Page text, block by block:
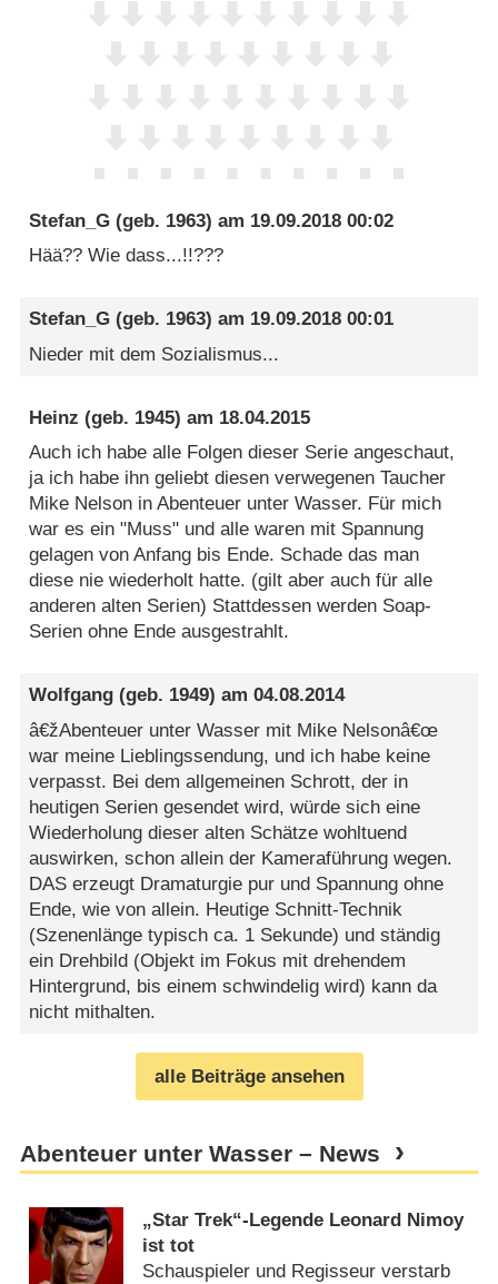
Stefan_G (geb. 1963) am 19.09.2018 00:02
Hää?? Wie dass...!!???
Stefan_G (geb. 1963) am 19.09.2018 00:01
Nieder mit dem Sozialismus...
Heinz (geb. 1945) am 18.04.2015
Auch ich habe alle Folgen dieser Serie angeschaut,
ja ich habe ihn geliebt diesen verwegenen Taucher
Mike Nelson in Abenteuer unter Wasser. Für mich
war es ein "Muss" und alle waren mit Spannung
gelagen von Anfang bis Ende. Schade das man
diese nie wiederholt hatte. (gilt aber auch für alle
anderen alten Serien) Stattdessen werden Soap-
Serien ohne Ende ausgestrahlt.
Wolfgang (geb. 1949) am04.08.2014
â€žAbenteuer unter Wasser mit Mike Nelsonâ€œ
war meine Lieblingssendung, und ich habe keine
verpasst. Bei dem allgemeinen Schrott, der in
heutigen Serien gesendet wird, würde sich eine
Wiederholung dieser alten Schätze wohltuend
auswirken, schon allein der Kameraführung wegen.
DAS erzeugt Dramaturgie pur und Spannung ohne
Ende, wie von allein. Heutige Schnitt-Technik
(Szenenlänge typisch ca. 1 Sekunde) und ständig
ein Drehbild (Objekt im Fokus mit drehendem
Hintergrund, bis einem schwindelig wird) kann da
nicht mithalten.
alle Beiträge ansehen
Abenteuer unter Wasser – News
„Star Trek“-Legende Leonard Nimoy
ist tot
Schauspieler und Regisseur verstarb